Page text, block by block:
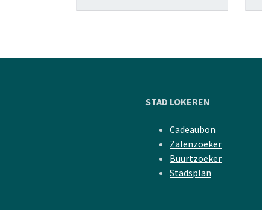
STAD LOKEREN
Cadeaubon
Zalenzoeker
Buurtzoeker
Stadsplan